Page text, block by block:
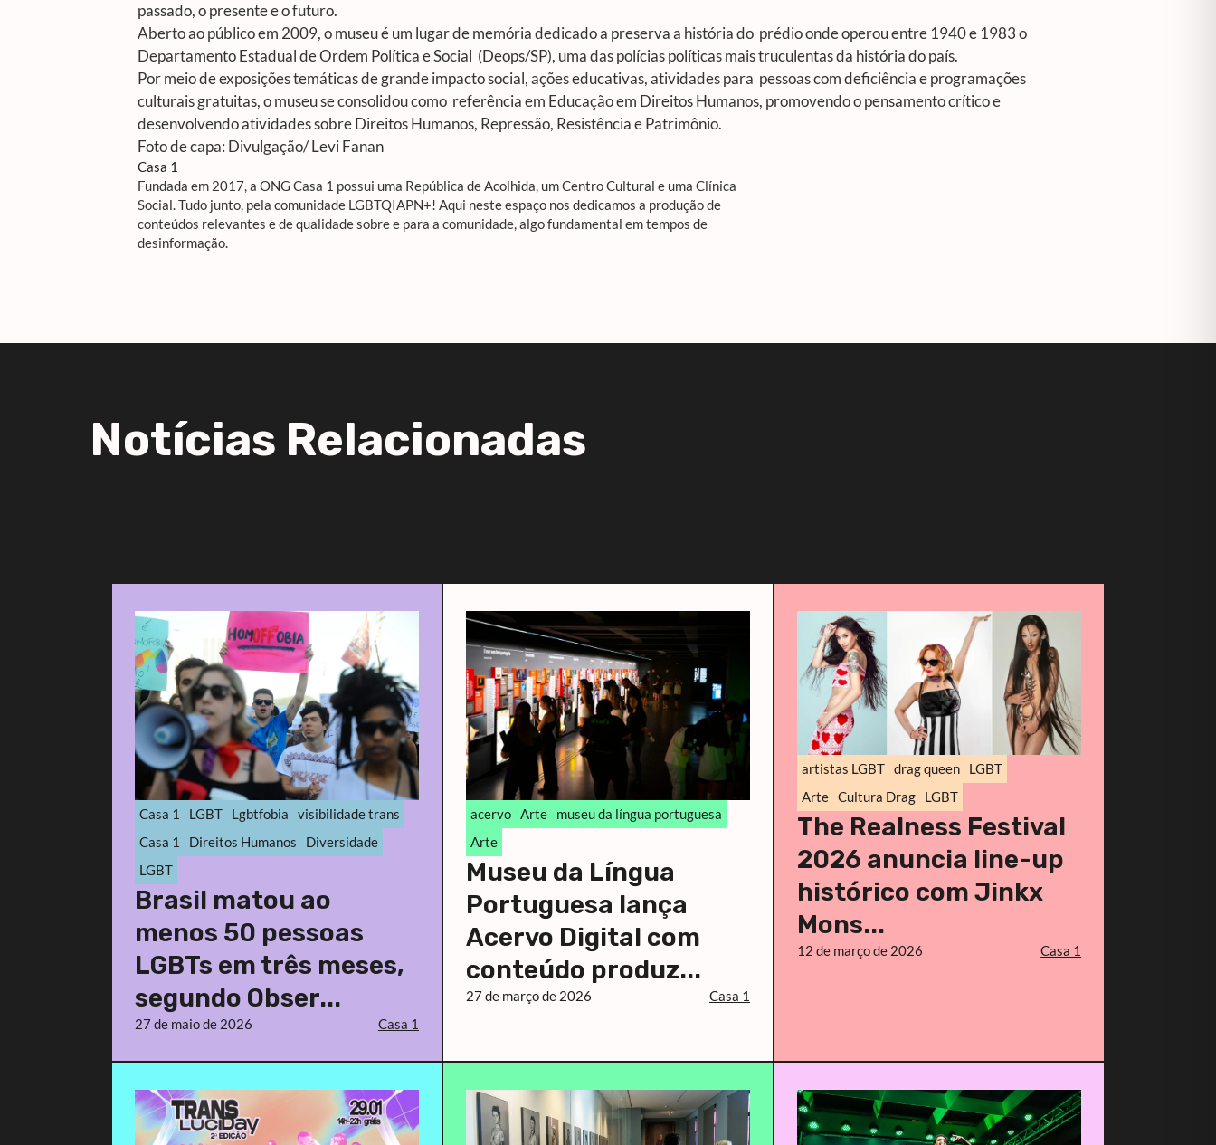
passado, o presente e o futuro.
Aberto ao público em 2009, o museu é um lugar de memória dedicado a preserva a história do prédio onde operou entre 1940 e 1983 o
Departamento Estadual de Ordem Política e Social (Deops/SP), uma das polícias políticas mais truculentas da história do país.
Por meio de exposições temáticas de grande impacto social, ações educativas, atividades para pessoas com deficiência e programações
culturais gratuitas, o museu se consolidou como referência em Educação em Direitos Humanos, promovendo o pensamento crítico e
desenvolvendo atividades sobre Direitos Humanos, Repressão, Resistência e Patrimônio.
Foto de capa: Divulgação/Levi Fanan
Casa 1
Fundada em 2017, a ONG Casa 1 possui uma República de Acolhida, um Centro Cultural e uma Clínica
Social. Tudo junto, pela comunidade LGBTQIAPN+! Aqui neste espaço nos dedicamos a produção de
conteúdos relevantes e de qualidade sobre e para a comunidade, algo fundamental em tempos de
desinformação.
Notícias Relacionadas
Casa 1 LGBT Lgbtfobia
visibilidade trans
Casa 1
Direitos Humanos
Diversidade
LGBT
Brasil matou ao
menos 50 pessoas
LGBTs em três meses,
segundo Obser...
27 de maio de 2026 Casa 1
acervo Arte
museu da língua portuguesa
Arte
Museu da Língua
Portuguesa lança
Acervo Digital com
conteúdo produz...
27 de março de 2026 Casa 1
artistas LGBT drag queen
LGBT
Arte Cultura Drag LGBT
The Realness Festival
2026 anuncia line-up
histórico com Jinkx
Mons...
12 de março de 2026 Casa 1